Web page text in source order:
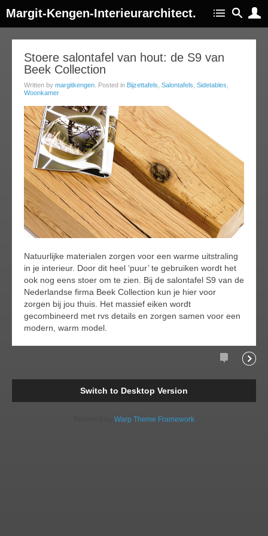
Margit-Kengen-Interieurarchitect.
Stoere salontafel van hout: de S9 van
Beek Collection
Written by margitkengen . Posted in Bijzettafels Salontafels Sidetables
Woonkamer
Natuurlijke materialen zorgen voor een warme uitstraling
in je interieur. Door dit heel ‘puur’ te gebruiken wordt het
ook nog eens stoer om te zien. Bij de salontafel S9 van de
Nederlandse firma Beek Collection kun je hier voor
zorgen bij jou thuis. Het massief eiken wordt
gecombineerd met rvs details en zorgen samen voor een
modern, warm model.
Comments
Switch to Desktop Version
Warp Theme Framework